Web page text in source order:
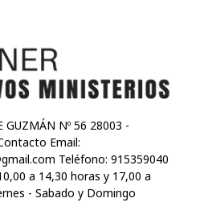
Nº 56 28003 -
Email:
Teléfono: 915359040
a 14,30 horas y 17,00 a
- Sabado y Domingo